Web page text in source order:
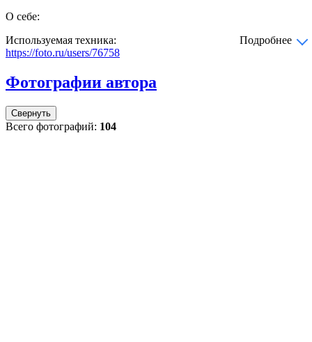
О себе:
Используемая техника:
Подробнее
https://foto.ru/users/76758
Фотографии автора
Свернуть
Всего фотографий: 104